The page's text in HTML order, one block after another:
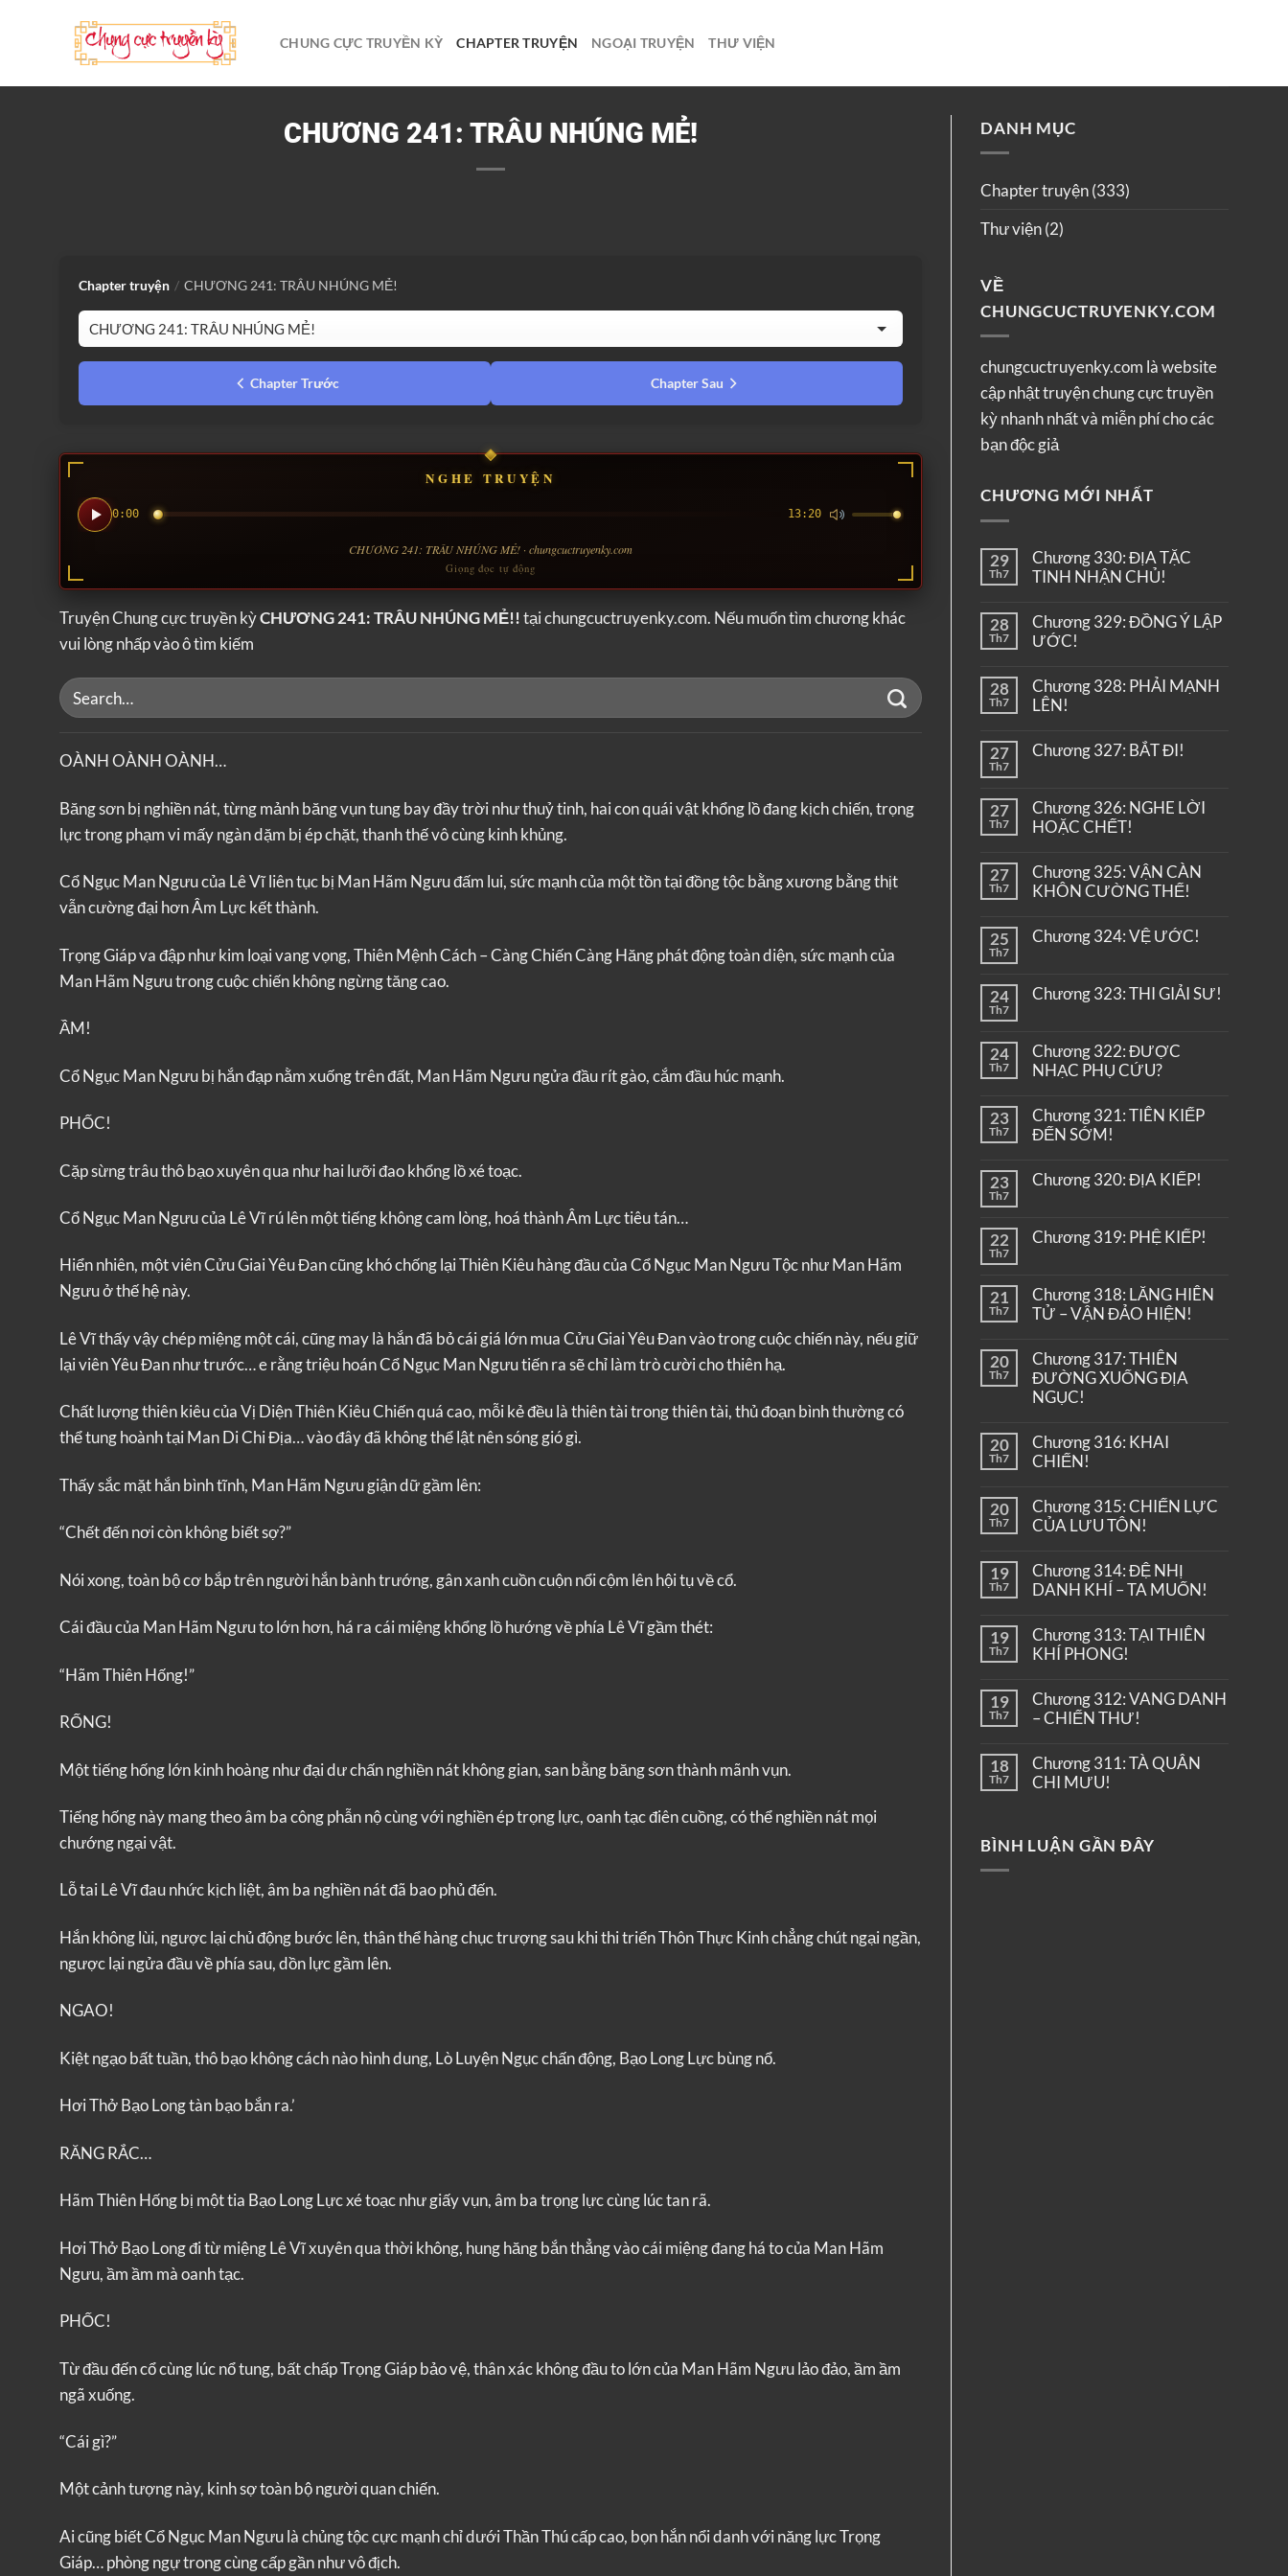
dung
CHUNG CỰC TRUYỀN KỲ CHAPTER TRUYỆN NGOẠI TRUYỆN THƯ VIỆN
CHƯƠNG 241: TRÂU NHÚNG MẺ!
Chapter truyện / CHƯƠNG 241: TRÂU NHÚNG MẺ!
Chapter Trước Chapter Sau
NGHE TRUYỆN
0:00 13:20
CHƯƠNG 241: TRÂU NHÚNG MẺ! · chungcuctruyenky.com
Giọng đọc tự động
Truyện Chung cực truyền kỳCHƯƠNG 241: TRÂU NHÚNG MẺ!!tại chungcuctruyenky.com. Nếu muốn tìm chương khác
vui lòng nhấp vào ô tìm kiếm
OÀNH OÀNH OÀNH…
Băng sơn bị nghiền nát, từng mảnh băng vụn tung bay đầy trời như thuỷ tinh, hai con quái vật khổng lồ đang kịch chiến, trọng
lực trong phạm vi mấy ngàn dặm bị ép chặt, thanh thế vô cùng kinh khủng.
Cổ Ngục Man Ngưu của Lê Vĩ liên tục bị Man Hãm Ngưu đấm lui, sức mạnh của một tồn tại đồng tộc bằng xương bằng thịt
vẫn cường đại hơn Âm Lực kết thành.
Trọng Giáp va đập như kim loại vang vọng, Thiên Mệnh Cách – Càng Chiến Càng Hăng phát động toàn diện, sức mạnh của
Man Hãm Ngưu trong cuộc chiến không ngừng tăng cao.
ẦM!
Cổ Ngục Man Ngưu bị hắn đạp nằm xuống trên đất, Man Hãm Ngưu ngửa đầu rít gào, cắm đầu húc mạnh.
PHỐC!
Cặp sừng trâu thô bạo xuyên qua như hai lưỡi đao khổng lồ xé toạc.
Cổ Ngục Man Ngưu của Lê Vĩ rú lên một tiếng không cam lòng, hoá thành Âm Lực tiêu tán…
Hiển nhiên, một viên Cửu Giai Yêu Đan cũng khó chống lại Thiên Kiêu hàng đầu của Cổ Ngục Man Ngưu Tộc như Man Hãm
Ngưu ở thế hệ này.
Lê Vĩ thấy vậy chép miệng một cái, cũng may là hắn đã bỏ cái giá lớn mua Cửu Giai Yêu Đan vào trong cuộc chiến này, nếu giữ
lại viên Yêu Đan như trước… e rằng triệu hoán Cổ Ngục Man Ngưu tiến ra sẽ chỉ làm trò cười cho thiên hạ.
Chất lượng thiên kiêu của Vị Diện Thiên Kiêu Chiến quá cao, mỗi kẻ đều là thiên tài trong thiên tài, thủ đoạn bình thường có
thể tung hoành tại Man Di Chi Địa… vào đây đã không thể lật nên sóng gió gì.
Thấy sắc mặt hắn bình tĩnh, Man Hãm Ngưu giận dữ gầm lên:
“Chết đến nơi còn không biết sợ?”
Nói xong, toàn bộ cơ bắp trên người hắn bành trướng, gân xanh cuồn cuộn nổi cộm lên hội tụ về cổ.
Cái đầu của Man Hãm Ngưu to lớn hơn, há ra cái miệng khổng lồ hướng về phía Lê Vĩ gầm thét:
“Hãm Thiên Hống!”
RỐNG!
Một tiếng hống lớn kinh hoàng như đại dư chấn nghiền nát không gian, san bằng băng sơn thành mãnh vụn.
Tiếng hống này mang theo âm ba công phẫn nộ cùng với nghiền ép trọng lực, oanh tạc điên cuồng, có thể nghiền nát mọi
chướng ngại vật.
Lỗ tai Lê Vĩ đau nhức kịch liệt, âm ba nghiền nát đã bao phủ đến.
Hắn không lùi, ngược lại chủ động bước lên, thân thể hàng chục trượng sau khi thi triển Thôn Thực Kinh chẳng chút ngại ngần,
ngược lại ngửa đầu về phía sau, dồn lực gầm lên.
NGAO!
Kiệt ngạo bất tuần, thô bạo không cách nào hình dung, Lò Luyện Ngục chấn động, Bạo Long Lực bùng nổ.
Hơi Thở Bạo Long tàn bạo bắn ra.’
RĂNG RẮC…
Hãm Thiên Hống bị một tia Bạo Long Lực xé toạc như giấy vụn, âm ba trọng lực cùng lúc tan rã.
Hơi Thở Bạo Long đi từ miệng Lê Vĩ xuyên qua thời không, hung hăng bắn thẳng vào cái miệng đang há to của Man Hãm
Ngưu, ầm ầm mà oanh tạc.
PHỐC!
Từ đầu đến cổ cùng lúc nổ tung, bất chấp Trọng Giáp bảo vệ, thân xác không đầu to lớn của Man Hãm Ngưu lảo đảo, ầm ầm
ngã xuống.
“Cái gì?”
Một cảnh tượng này, kinh sợ toàn bộ người quan chiến.
Ai cũng biết Cổ Ngục Man Ngưu là chủng tộc cực mạnh chỉ dưới Thần Thú cấp cao, bọn hắn nổi danh với năng lực Trọng
Giáp… phòng ngự trong cùng cấp gần như vô địch.
DANH MỤC
Chapter truyện(333)
Thư viện(2)
VỀ
CHUNGCUCTRUYENKY.COM
chungcuctruyenky.com là website
cập nhật truyện chung cực truyền
kỳ nhanh nhất và miễn phí cho các
bạn độc giả
CHƯƠNG MỚI NHẤT
29
Th7
Chương 330: ĐỊA TẶC
TINH NHẬN CHỦ!
28
Th7
Chương 329: ĐỒNG Ý LẬP
ƯỚC!
28
Th7
Chương 328: PHẢI MẠNH
LÊN!
27
Th7
Chương 327: BẮT ĐI!
27
Th7
Chương 326: NGHE LỜI
HOẶC CHẾT!
27
Th7
Chương 325: VẬN CÀN
KHÔN CƯỜNG THẾ!
25
Th7
Chương 324: VỆ ƯỚC!
24
Th7
Chương 323: THI GIẢI SƯ!
24
Th7
Chương 322: ĐƯỢC
NHẠC PHỤ CỨU?
23
Th7
Chương 321: TIÊN KIẾP
ĐẾN SỚM!
23
Th7
Chương 320: ĐỊA KIẾP!
22
Th7
Chương 319: PHỆ KIẾP!
21
Th7
Chương 318: LĂNG HIÊN
TỬ – VẬN ĐẢO HIỆN!
20
Th7
Chương 317: THIÊN
ĐƯỜNG XUỐNG ĐỊA
NGỤC!
20
Th7
Chương 316: KHAI
CHIẾN!
20
Th7
Chương 315: CHIẾN LỰC
CỦA LƯU TÔN!
19
Th7
Chương 314: ĐỆ NHỊ
DANH KHÍ – TA MUỐN!
19
Th7
Chương 313: TẠI THIÊN
KHÍ PHONG!
19
Th7
Chương 312: VANG DANH
– CHIẾN THƯ!
18
Th7
Chương 311: TÀ QUÂN
CHI MƯU!
BÌNH LUẬN GẦN ĐÂY